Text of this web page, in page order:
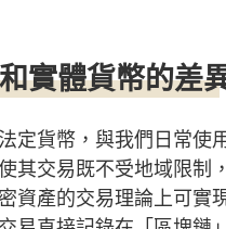
實體貨幣的差
定貨幣，與我們日常使
使其交易既不受地域限
資產的交易理論上可實